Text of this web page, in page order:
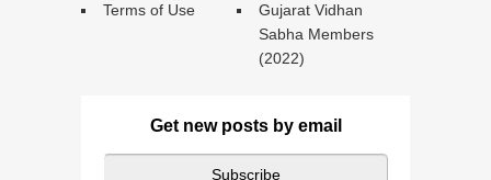
Terms of Use
Gujarat Vidhan
Sabha Members
(2022)
Get new posts by email